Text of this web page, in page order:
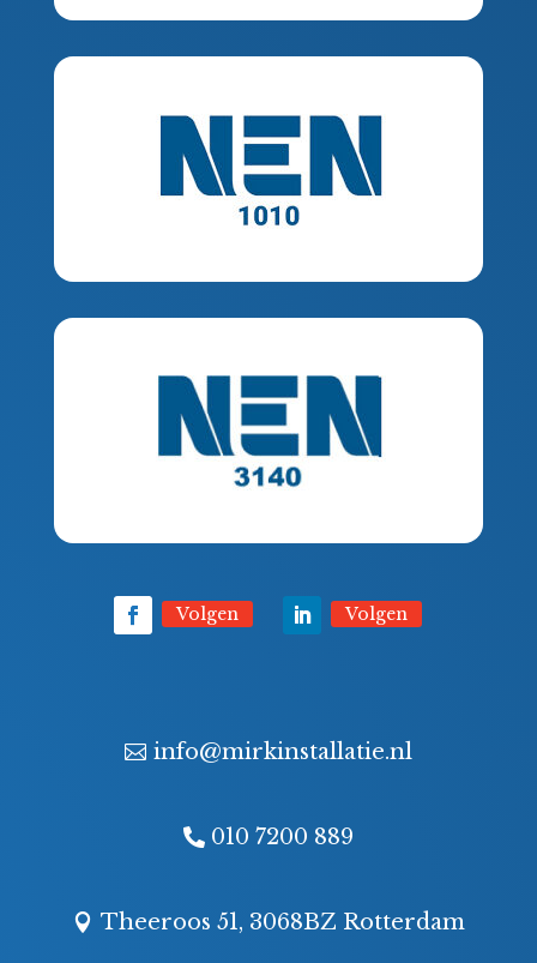
Volgen Volgen
info@mirkinstallatie.nl
010 7200 889
Theeroos 51, 3068BZ Rotterdam